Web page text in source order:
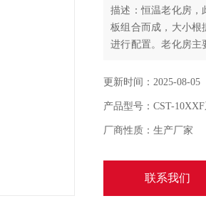
描述：恒温老化房，
板组合而成，大小根
进行配置。老化房主
房，是针对高性能电
更新时间：2025-08-05
产品型号：CST-10XXF
厂商性质：生产厂家
联系我们